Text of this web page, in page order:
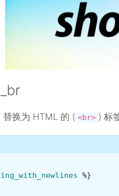
替换为 HTML 的 ( <br> ) 标
%}